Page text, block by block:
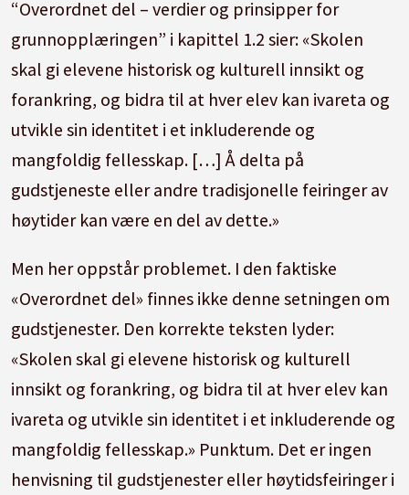
“Overordnet del – verdier og prinsipper for
grunnopplæringen” i kapittel 1.2 sier: «Skolen
skal gi elevene historisk og kulturell innsikt og
forankring, og bidra til at hver elev kan ivareta og
utvikle sin identitet i et inkluderende og
mangfoldig fellesskap. […] Å delta på
gudstjeneste eller andre tradisjonelle feiringer av
høytider kan være en del av dette.»
Men her oppstår problemet. I den faktiske
«Overordnet del» finnes ikke denne setningen om
gudstjenester. Den korrekte teksten lyder:
«Skolen skal gi elevene historisk og kulturell
innsikt og forankring, og bidra til at hver elev kan
ivareta og utvikle sin identitet i et inkluderende og
mangfoldig fellesskap.» Punktum. Det er ingen
henvisning til gudstjenester eller høytidsfeiringer i